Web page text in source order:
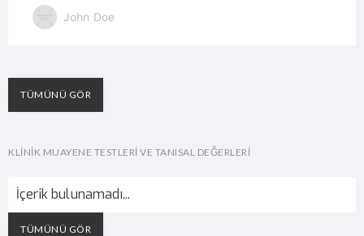
John Doe
TÜMÜNÜ GÖR
KLİNİK MUAYENE TESTLERİ VE TANISAL DEĞERLERİ
İçerik bulunamadı...
TÜMÜNÜ GÖR